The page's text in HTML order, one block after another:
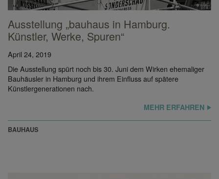
Ausstellung „bauhaus in Hamburg.
Künstler, Werke, Spuren“
April 24, 2019
Die Ausstellung spürt noch bis 30. Juni dem Wirken ehemaliger
Bauhäusler in Hamburg und ihrem Einfluss auf spätere
Künstlergenerationen nach.
MEHR ERFAHREN
BAUHAUS